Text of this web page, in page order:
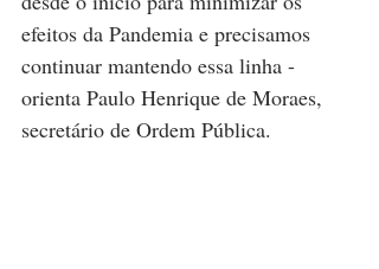
efeitos da Pandemia e precisamos
continuar mantendo essa linha -
orienta Paulo Henrique de Moraes,
secretário de Ordem Pública.